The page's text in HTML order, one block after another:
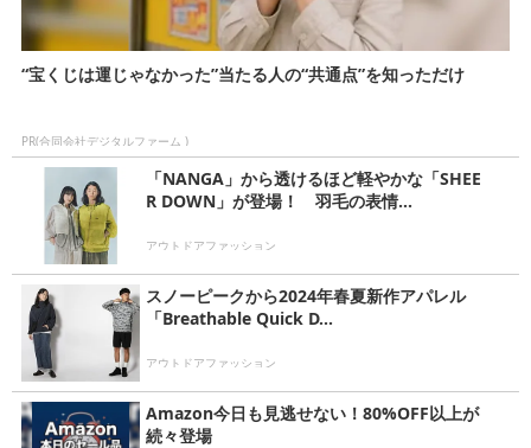
“宝くじは運じゃなかった”当たる人の“共通点”を知っただけ
PR(合同会社デジタルファーム )
「NANGA」から透けるほど軽やかな「SHEE
R DOWN」が登場！ 羽毛の表情...
アウトドアファッション
スノーピークから2024年春夏新作アパレル
「Breathable Quick D...
アウトドアファッション
Amazon今日も見逃せない！80%OFF以上が
続々登場